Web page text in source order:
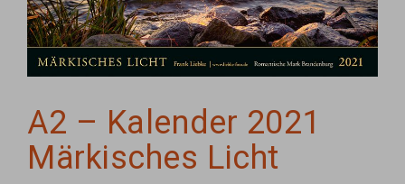
A2 – Kalender 2021
Märkisches Licht